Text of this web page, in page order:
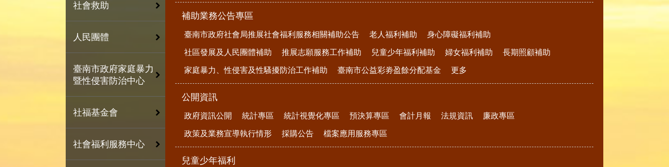
社會救助
人民團體
臺南市政府家庭暴力
暨性侵害防治中心
社福基金會
社會福利服務中心
補助業務公告專區
臺南市政府社會局推展社會福利服務相關補助公告 老人福利補助 身心障礙福利補助
社區發展及人民團體補助 推展志願服務工作補助 兒童少年福利補助 婦女福利補助 長期照顧補助
家庭暴力、性侵害及性騷擾防治工作補助 臺南市公益彩劵盈餘分配基金 更多
公開資訊
政府資訊公開 統計專區 統計視覺化專區 預決算專區 會計月報 法規資訊 廉政專區
政策及業務宣導執行情形 採購公告 檔案應用服務專區
兒童少年福利